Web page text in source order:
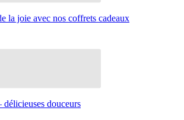
la joie avec nos coffrets cadeaux
délicieuses douceurs